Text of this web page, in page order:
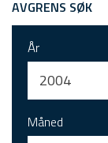
AVGRENS SØK
År
2004
Måned